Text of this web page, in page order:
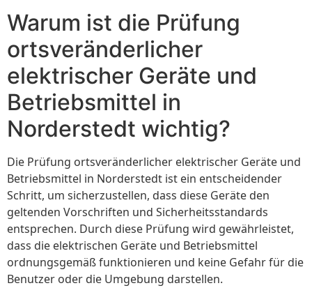
Warum ist die Prüfung
ortsveränderlicher
elektrischer Geräte und
Betriebsmittel in
Norderstedt wichtig?
Die Prüfung ortsveränderlicher elektrischer Geräte und
Betriebsmittel in Norderstedt ist ein entscheidender
Schritt, um sicherzustellen, dass diese Geräte den
geltenden Vorschriften und Sicherheitsstandards
entsprechen. Durch diese Prüfung wird gewährleistet,
dass die elektrischen Geräte und Betriebsmittel
ordnungsgemäß funktionieren und keine Gefahr für die
Benutzer oder die Umgebung darstellen.